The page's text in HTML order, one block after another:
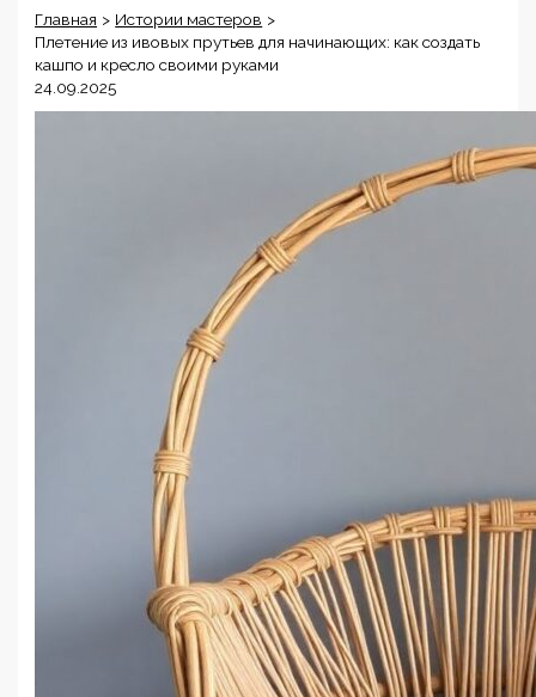
Главная
Истории мастеров
Плетение из ивовых прутьев для начинающих: как создать
кашпо и кресло своими руками
24.09.2025